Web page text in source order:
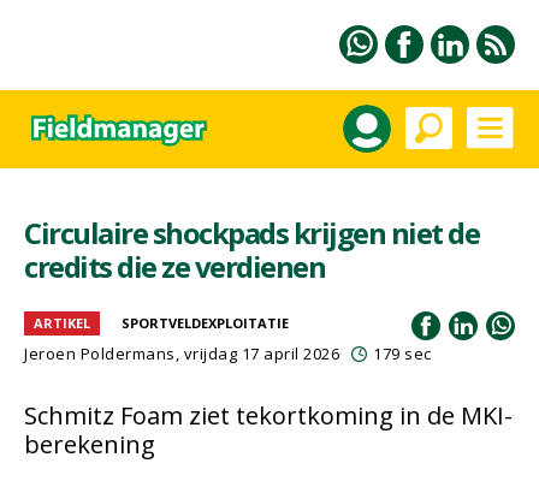
Circulaire shockpads krijgen niet de
credits die ze verdienen
ARTIKEL SPORTVELDEXPLOITATIE
Jeroen Poldermans, vrijdag 17 april 2026 179 sec
Schmitz Foam ziet tekortkoming in de MKI-
berekening